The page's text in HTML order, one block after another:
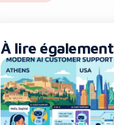
À lire également